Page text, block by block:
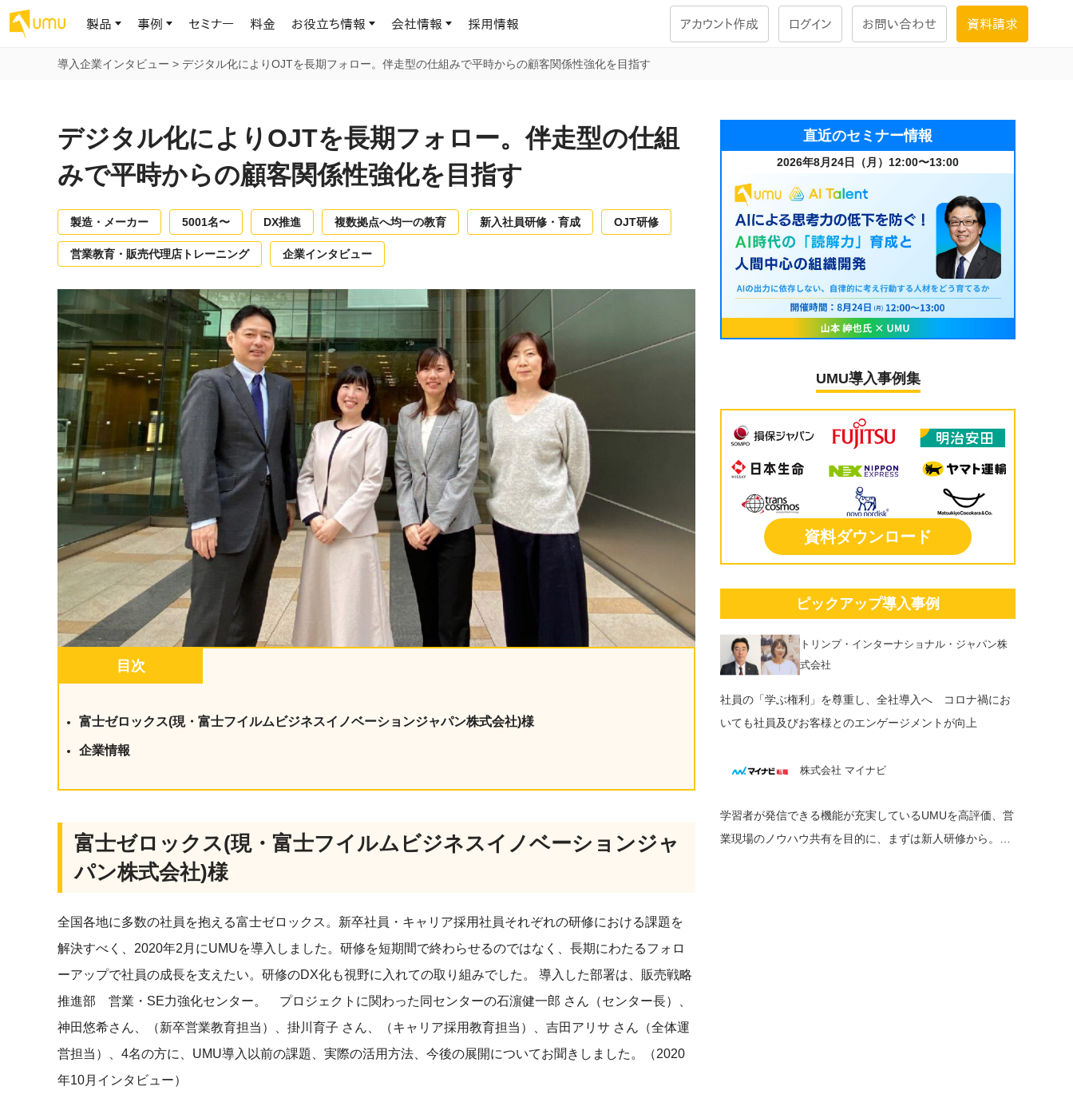
製品
AIリテラシーコース
大規模言語モデル時代のAIリテラ
シー養成オンラインコース
わずか1時間で、初学者から専門家
まで。AIを使いこなすプロンプトリテ
AIリテラシー アセスメント
企業のAIリテラシーを可視化し、組
織変革を推進する人材の発掘・育
成を支援
AI人材育成：次世代トップセー
ルス育成
営業担当者のAI活用力を高め、成
約率向上を実現
AI人材育成：ビジネスライティ
AI時代の全ビジネスパーソン必須
のコアスキル。 ドラフト作成を自動
化し、業務スピードを加速
AI人材育成：タイムマネジメント
AIでタスクの優先順位を瞬時に判
AI人材育成：プロジェクトマネ
AIでステークホルダー分析を行い、
AI人材育成：HRエンパワーメ
AIでオペレーション業務から解放。
人と向き合い、組織を変える戦略人
AIロープレ
学習の科学に基づくAIロープレで、
現場スキルを再現可能な組織成果
へ
Chatbot
AIとの対話トレーニングによる、効
果的な会話パターンの習得。マネー
の交渉力強化までを網羅
AI マネジメント Dojo
AI部下との対話シミュレーションで
マネジメント課題を特定。個別フィ
ードバックでスキルを定着
uShow
製品紹介や営業トレーニングといっ
た、重要なビジネスプレゼンに最適
化されたPPTスピーチ練習
UMU AI課題
AIによる個別フィードバックで練習
の質を飛躍的に高め、スキルアップ
を実現
UMU AIビデオ
AIバーチャル講師の動画をワンクリ
ックで作成。企業研修やマニュアル
社内の情報資産を活用し、社員か
スチャーに特化した実践トレーニン
グ
あらゆる業務シナリオに最適化され
ラーニングプラットフォーム
OJTの教育と学習
学習ツール
大画面インタラクション
学習プログラム
事例
お客様の課題解決のプロセスと成果を、インタビュー記事でご紹介し
お客様の声
導入企業一覧
セミナー 料金 お役立ち情報
AI活用や人材育成に役立つ、課題解決のための資料を無料でご提
供します
お知らせ
けします
UMUコースマーケット
専門家がAIや組織開発を深掘り解説する、実践に役立つナレッジで
す
よくある質問
サービスのご利用方法や料金など、多く寄せられるご質問にお答えし
会社情報
世界203カ国・国内28,000社以上の導入実績と基本情報
私たちについて
ミッション・ビジョン、社名に込められた想い
代表メッセージ
AI時代に、人間の可能性を拡張する。学びと人的資本の未来
代表・顧問
代表と各分野の顧問・アドバイザーをご紹介
セキュリティ
ISO認証取得済み。最高水準のセキュリティ体制
採用情報 アカウント作成 ログイン お問い合わせ 資料請求
導入企業インタビュー > デジタル化によりOJTを長期フォロー。伴走型の仕組みで平時からの顧客関係性強化を目指す
デジタル化によりOJTを長期フォロー。伴走型の仕組
みで平時からの顧客関係性強化を目指す
製造・メーカー 5001名〜 DX推進 複数拠点へ均一の教育 新入社員研修・育成 OJT研修
営業教育・販売代理店トレーニング 企業インタビュー
目次
富士ゼロックス(現・富士フイルムビジネスイノベーションジャパン株式会社)様
企業情報
富士ゼロックス(現・富士フイルムビジネスイノベーションジャ
パン株式会社)様
全国各地に多数の社員を抱える富士ゼロックス。新卒社員・キャリア採用社員それぞれの研修における課題を
解決すべく、2020年2月にUMUを導入しました。研修を短期間で終わらせるのではなく、長期にわたるフォロ
ーアップで社員の成長を支えたい。研修のDX化も視野に入れての取り組みでした。 導入した部署は、販売戦略
推進部 営業・SE力強化センター。 プロジェクトに関わった同センターの石濵健一郎 さん（センター長）、
神田悠希さん、（新卒営業教育担当）、掛川育子 さん、（キャリア採用教育担当）、吉田アリサ さん（全体運
営担当）、4名の方に、UMU導入以前の課題、実際の活用方法、今後の展開についてお聞きしました。（2020
年10月インタビュー）
直近のセミナー情報
2026年8月24日（月）12:00〜13:00
UMU導入事例集
資料ダウンロード
ピックアップ導入事例
トリンプ・インターナショナル・ジャパン株
式会社
社員の「学ぶ権利」を尊重し、全社導入へ コロナ禍にお
いても社員及びお客様とのエンゲージメントが向上
株式会社 マイナビ
学習者が発信できる機能が充実しているUMUを高評価、営
業現場のノウハウ共有を目的に、まずは新人研修から。株